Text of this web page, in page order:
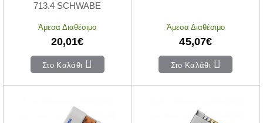
713.4 SCHWABE
Άμεσα Διαθέσιμο
20,01€
Στο Καλάθι
Άμεσα Διαθέσιμο
45,07€
Στο Καλάθι